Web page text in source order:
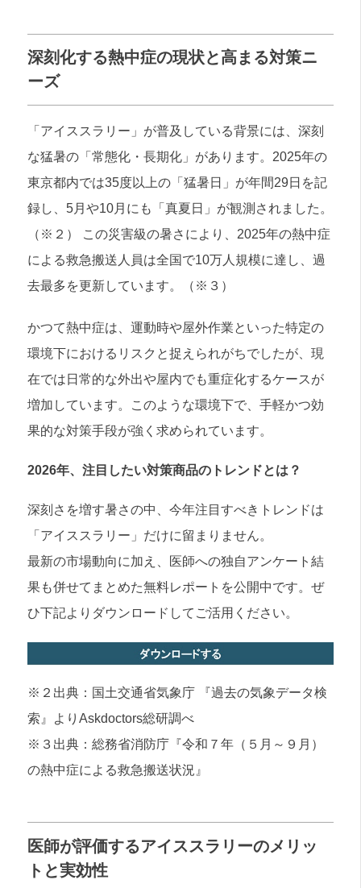
深刻化する熱中症の現状と高まる対策ニ
ーズ
「アイススラリー」が普及している背景には、深刻
な猛暑の「常態化・長期化」があります。2025年の
東京都内では35度以上の「猛暑日」が年間29日を記
録し、5月や10月にも「真夏日」が観測されました。
（※２） この災害級の暑さにより、2025年の熱中症
による救急搬送人員は全国で10万人規模に達し、過
去最多を更新しています。（※３）
かつて熱中症は、運動時や屋外作業といった特定の
環境下におけるリスクと捉えられがちでしたが、現
在では日常的な外出や屋内でも重症化するケースが
増加しています。このような環境下で、手軽かつ効
果的な対策手段が強く求められています。
2026年、注目したい対策商品のトレンドとは？
深刻さを増す暑さの中、今年注目すべきトレンドは
「アイススラリー」だけに留まりません。
最新の市場動向に加え、医師への独自アンケート結
果も併せてまとめた無料レポートを公開中です。ぜ
ひ下記よりダウンロードしてご活用ください。
※２出典：国土交通省気象庁 『過去の気象データ検
索』よりAskdoctors総研調べ
※３出典：総務省消防庁『令和７年（５月～９月）
の熱中症による救急搬送状況』
医師が評価するアイススラリーのメリッ
トと実効性